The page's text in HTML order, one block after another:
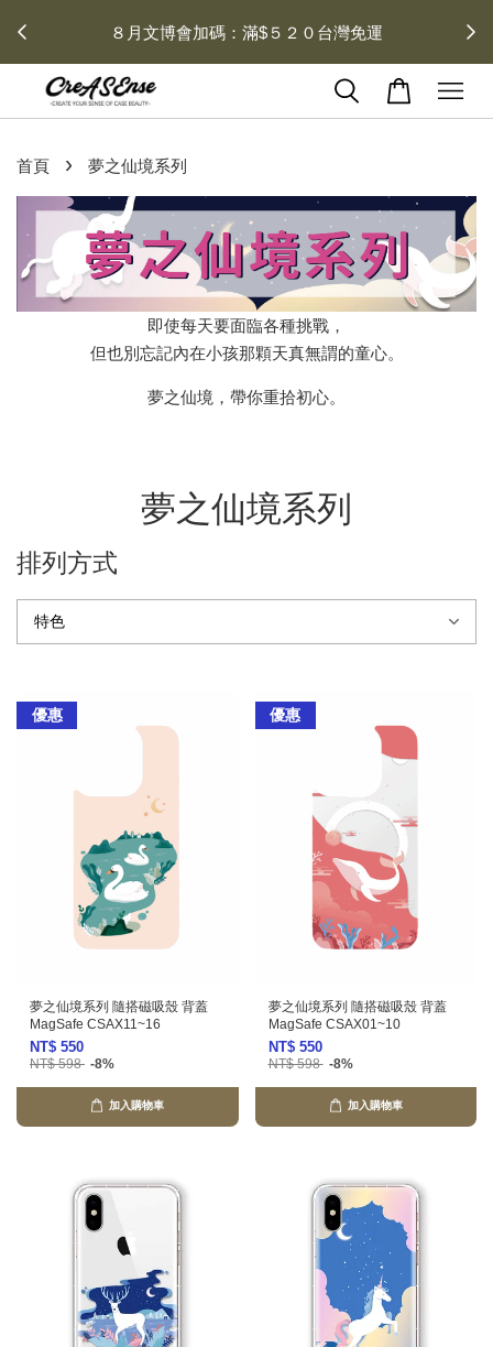
８月文博會加碼：滿$５２０台灣免運
首頁 › 夢之仙境系列
即使每天要面臨各種挑戰，
但也別忘記內在小孩那顆天真無謂的童心。
夢之仙境，帶你重拾初心。
夢之仙境系列
排列方式
優惠
夢之仙境系列 隨搭磁吸殼 背蓋
MagSafe CSAX11~16
NT$ 550
NT$ 598 -8%
加入購物車
優惠
夢之仙境系列 隨搭磁吸殼 背蓋
MagSafe CSAX01~10
NT$ 550
NT$ 598 -8%
加入購物車